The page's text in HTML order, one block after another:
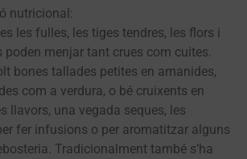
nutricional:
les fulles, les tiges tendres, les flors i
poden menjar tant crues com cuites.
bones tallades petites en amanides,
com a verdura, o bé cruixents en
llavors, una vegada seques, les
fer infusions o per aromatitzar alguns
Tradicionalment també s’ha